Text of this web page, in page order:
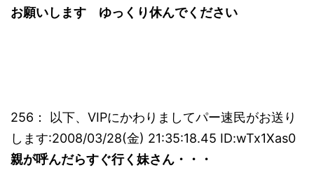
お願いします ゆっくり休んでください
256： 以下、VIPにかわりましてパー速民がお送り
します:2008/03/28(金) 21:35:18.45 ID:wTx1Xas0
親が呼んだらすぐ行く妹さん・・・